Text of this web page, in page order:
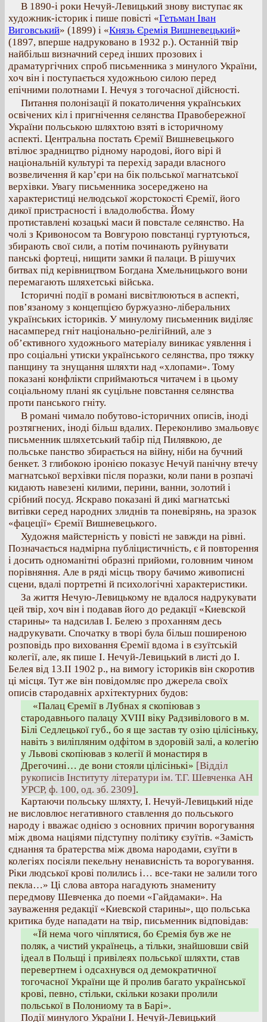
В 1890-і роки Нечуй-Левицький знову виступає як
художник-історик і пише повісті «Гетьман Іван
Виговський» (1899) і «Князь Єремія Вишневецький»
(1897, вперше надруковано в 1932 р.). Останній твір
найбільш визначний серед інших прозових і
драматургічних спроб письменника з минулого України,
хоч він і поступається художньою силою перед
епічними полотнами І. Нечуя з тогочасної дійсності.
Питання полонізації й покатоличення українських
освічених кіл і пригнічення селянства Правобережної
України польською шляхтою взяті в історичному
аспекті. Центральна постать Єремії Вишневецького
втілює зрадництво рідному народові, його вірі й
національній культурі та перехід заради власного
возвеличення й кар’єри на бік польської магнатської
верхівки. Увагу письменника зосереджено на
характеристиці нелюдської жорстокості Єремії, його
дикої пристрасності і владолюбства. Йому
протиставлені козацькі маси й повстале селянство. На
чолі з Кривоносом та Вовгурою повстанці гуртуються,
збирають свої сили, а потім починають руйнувати
панські фортеці, нищити замки й палаци. В рішучих
битвах під керівництвом Богдана Хмельницького вони
перемагають шляхетські війська.
Історичні події в романі висвітлюються в аспекті,
пов’язаному з концепцією буржуазно-ліберальних
українських істориків. У минулому письменник виділяє
насамперед гніт національно-релігійний, але з
об’єктивного художнього матеріалу виникає уявлення і
про соціальні утиски українського селянства, про тяжку
панщину та знущання шляхти над «хлопами». Тому
показані конфлікти сприймаються читачем і в цьому
соціальному плані як суцільне повстання селянства
проти панського гніту.
В романі чимало побутово-історичних описів, іноді
розтягнених, іноді більш вдалих. Переконливо змальовує
письменник шляхетський табір під Пилявкою, де
польське панство збирається на війну, ніби на бучний
бенкет. З глибокою іронією показує Нечуй панічну втечу
магнатської верхівки після поразки, коли пани в розпачі
кидають навезені килими, перини, ванни, золотий і
срібний посуд. Яскраво показані й дикі магнатські
витівки серед народних злиднів та поневірянь, на зразок
«фацеції» Єремії Вишневецького.
Художня майстерність у повісті не завжди на рівні.
Позначається надмірна публіцистичність, є й повторення
і досить одноманітні образні прийоми, головним чином
порівняння. Але в ряді місць твору бачимо живописні
сцени, вдалі портретні й психологічні характеристики.
За життя Нечую-Левицькому не вдалося надрукувати
цей твір, хоч він і подавав його до редакції «Киевской
старины» та надсилав І. Белею з проханням десь
надрукувати. Спочатку в творі була більш поширеною
розповідь про виховання Єремії вдома і в єзуїтській
колегії, але, як пише І. Нечуй-Левицький в листі до І.
Белея від 13.II 1902 р., на вимогу істориків він скоротив
ці місця. Тут же він повідомляє про джерела своїх
описів стародавніх архітектурних будов:
«Палац Єремії в Лубнах я скопіював з
стародавнього палацу XVIII віку Радзивілового в м.
Білі Седлецької губ., бо я ще застав ту озію цілісіньку,
навіть з виліпляним одфітом в здоровій залі, а колегію
у Львові скопіював з колегії й монастиря в
Дрегочині… де вони стояли цілісінькі» [Відділ
рукописів Інституту літератури ім. Т.Г. Шевченка АН
УРСР, ф. 100, од. зб. 2309].
Картаючи польську шляхту, І. Нечуй-Левицький ніде
не висловлює негативного ставлення до польського
народу і вважає однією з основних причин ворогування
між двома націями підступну політику єзуїтів. «Замість
єднання та братерства між двома народами, єзуїти в
колегіях посіяли пекельну ненависність та ворогування.
Ріки людської крові полились і… все-таки не залили того
пекла…» Ці слова автора нагадують знамениту
передмову Шевченка до поеми «Гайдамаки». На
зауваження редакції «Киевской старины», що польська
критика буде нападати на твір, письменник відповідав:
«Їй нема чого чіплятися, бо Єремія був же не
поляк, а чистий українець, а тільки, знайшовши свій
ідеал в Польщі і привілеях польської шляхти, став
перевертнем і одсахнувся од демократичної
тогочасної України ще й пролив багато української
крові, певно, стільки, скільки козаки пролили
польської в Полониому та в Барі».
Події минулого України І. Нечуй-Левицький